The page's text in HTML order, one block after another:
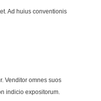
Ad huius conventionis
Venditor omnes suos
indicio expositorum.